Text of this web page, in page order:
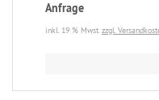
Anfrage
inkl. 19 % Mwst.zzgl.